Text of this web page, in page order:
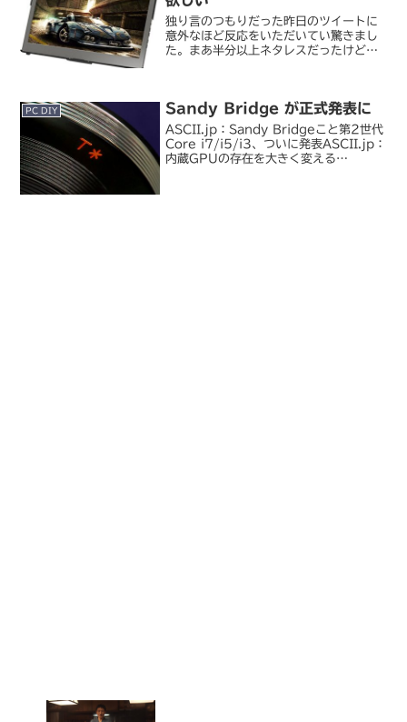
独り言のつもりだった昨日のツイートに
意外なほど反応をいただいてい驚きまし
た。まあ半分以上ネタレスだったけど
持ち歩こうかと考え始め...
PC DIY Sandy Bridge が正式発表に
ASCII.jp：Sandy Bridgeこと第2世代
Core i7/i5/i3、ついに発表ASCII.jp：
内蔵GPUの存在を大きく変える